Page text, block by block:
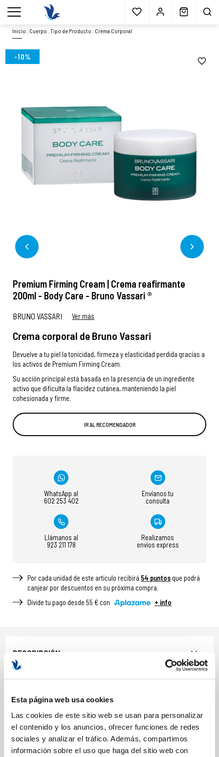
Esta página web usa cookies
Las cookies de este sitio web se usan para personalizar
el contenido y los anuncios, ofrecer funciones de redes
sociales y analizar el tráfico. Además, compartimos
información sobre el uso que haga del sitio web con
Envío gratisa partir 40€* Muestras gratis Blog
menu
Inicio Cuerpo .Tipo de Producto Crema Corporal
-10%
Premium Firming Cream | Crema reafirmante
200ml - Body Care - Bruno Vassari ®
BRUNO VASSARI Ver más
Crema corporal de Bruno Vassari
Devuelve a tu piel la tonicidad, firmeza y elasticidad perdida gracias a
los activos de Premium Firming Cream.
Su acción principal está basada en la presencia de un ingrediente
activo que dificulta la flacidez cutánea, manteniendo la piel
cohesionada y firme.
IR AL RECOMENDADOR
WhatsApp al
602 253 402
Envíanos tu
consulta
Llámanos al
923 211 178
Realizamos
envíos express
Por cada unidad de este articulo recibirá 54 puntos que podrá
canjear por descuentos en su próxima compra.
Divide tu pago desde 55 € con
+ info
DESCRIPCIÓN
BENEFICIOS Y PROPIEDADES
Mantiene la hidratación.
Realiza una acción anti-oxidante.
Formato:200ml.